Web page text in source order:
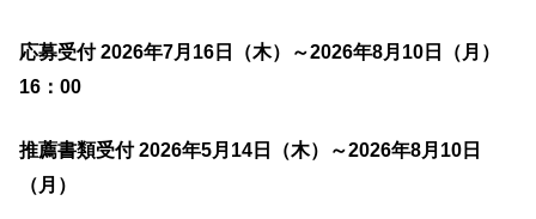
English
個人情報保護に関する基本方針
©Yanai Tadashi Foundation, All Rights Reserved.
応募受付 2026年7月16日（木）～2026年8月10日（月）
16：00
推薦書類受付 2026年5月14日（木）～2026年8月10日
（月）